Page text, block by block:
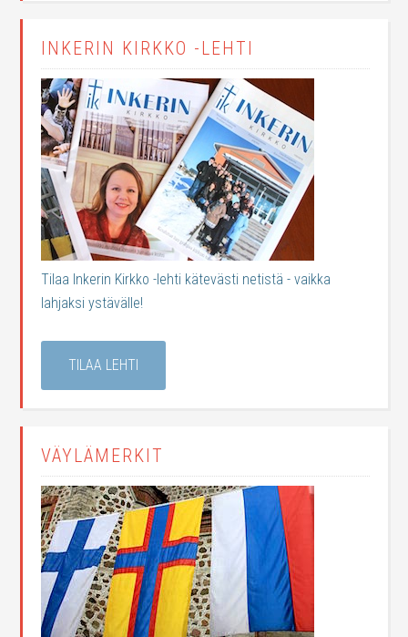
INKERIN KIRKKO -LEHTI
Tilaa Inkerin Kirkko -lehti kätevästi netistä - vaikka
lahjaksi ystävälle!
TILAA LEHTI
VÄYLÄMERKIT